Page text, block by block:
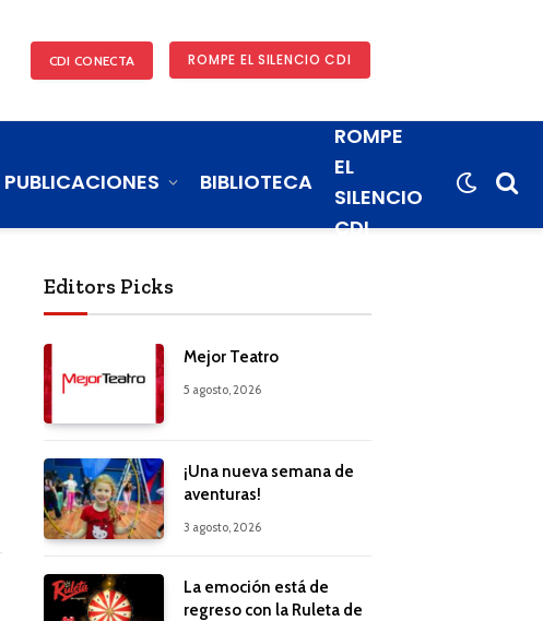
CDI CONECTA ROMPE EL SILENCIO CDI
PUBLICACIONES BIBLIOTECA
ROMPE
EL
SILENCIO
CDI
Editors Picks
Mejor Teatro
5 agosto, 2026
¡Una nueva semana de
aventuras!
3 agosto, 2026
La emoción está de
regreso con la Ruleta de